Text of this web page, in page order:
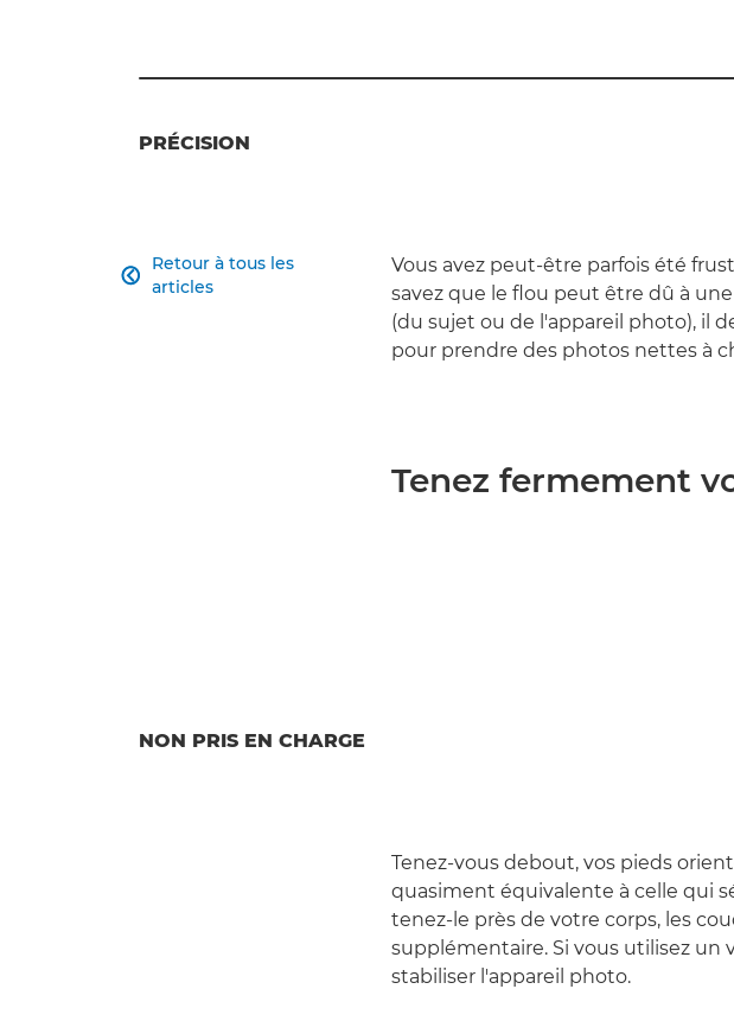
PRÉCISION
Retour à tous les
articles

Vous avez peut-être parfois été
savez que le flou peut être dû à
(du sujet ou de l'appareil photo), il
pour prendre des photos nettes à
Tenez fermement
NON PRIS EN CHARGE
Tenez-vous debout, vos pieds
quasiment équivalente à celle qui
tenez-le près de votre corps, les
supplémentaire. Si vous utilisez un
stabiliser l'appareil photo.